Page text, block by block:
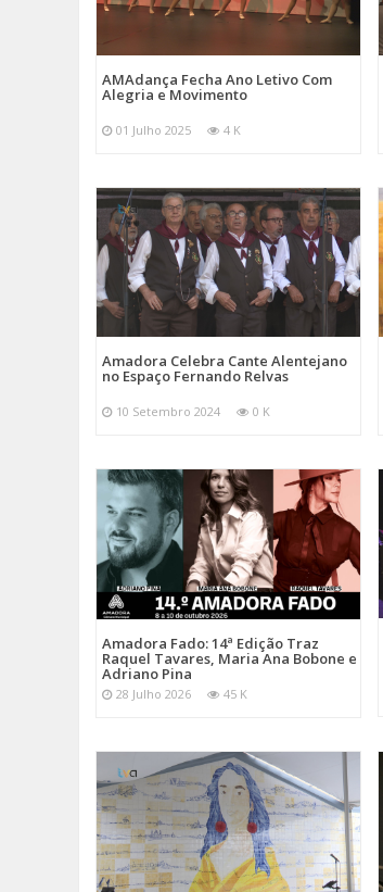
AMAdança Fecha Ano Letivo Com
Alegria e Movimento
01 Julho 2025 4 K
Amadora Celebra Cante Alentejano
no Espaço Fernando Relvas
10 Setembro 2024 0 K
Amadora Fado: 14ª Edição Traz
Raquel Tavares, Maria Ana Bobone e
Adriano Pina
28 Julho 2026 45 K